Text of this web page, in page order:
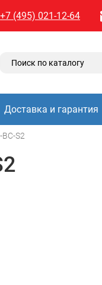
+7 (495) 021-12-64
Доставка и гарантия
S2